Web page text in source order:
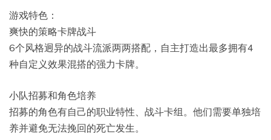
游戏特色：
爽快的策略卡牌战斗
6个风格迥异的战斗流派两两搭配，自主打造出最多拥有4
种自定义效果混搭的强力卡牌。
小队招募和角色培养
招募的角色有自己的职业特性、战斗卡组。他们需要单独培
养并避免无法挽回的死亡发生。